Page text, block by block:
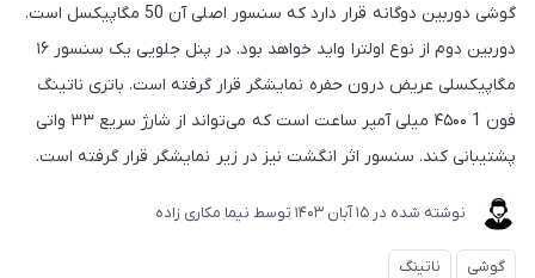
گوشی دوربین دوگانه قرار دارد که سنسور اصلی آن 50 مگاپیکسل است.
دوربین دوم از نوع اولترا واید خواهد بود. در پنل جلویی یک سنسور ۱۶
مگاپیکسلی عریض درون حفره نمایشگر قرار گرفته است. باتری ناتینگ
فون 1 ۴۵۰۰ میلی آمپر ساعت است که می‌تواند از شارژ سریع ۳۳ واتی
پشتیبانی کند. سنسور اثر انگشت نیز در زیر نمایشگر قرار گرفته است.
نوشته شده در 15 آبان 1403 توسط نیما مکاری زاده
گوشی ناتینگ